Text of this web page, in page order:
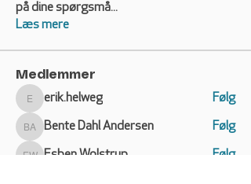
på dine spørgsmå...
Læs mere
Medlemmer
erik.helweg
erik.helweg Følg
Bente Dahl Andersen
Bente Dahl Andersen Følg
Esben Wolstrup Følg